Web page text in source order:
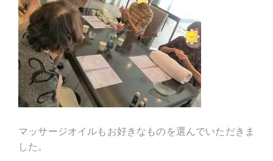
マッサージオイルもお好きなものを選んでいただきま
した。